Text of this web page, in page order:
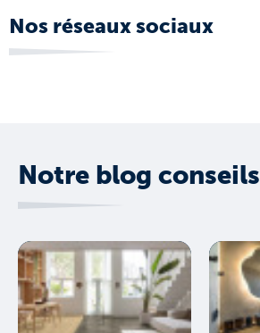
Nos réseaux sociaux
Notre blog conseils